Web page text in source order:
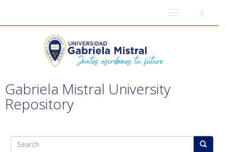
Gabriela Mistral University
Repository